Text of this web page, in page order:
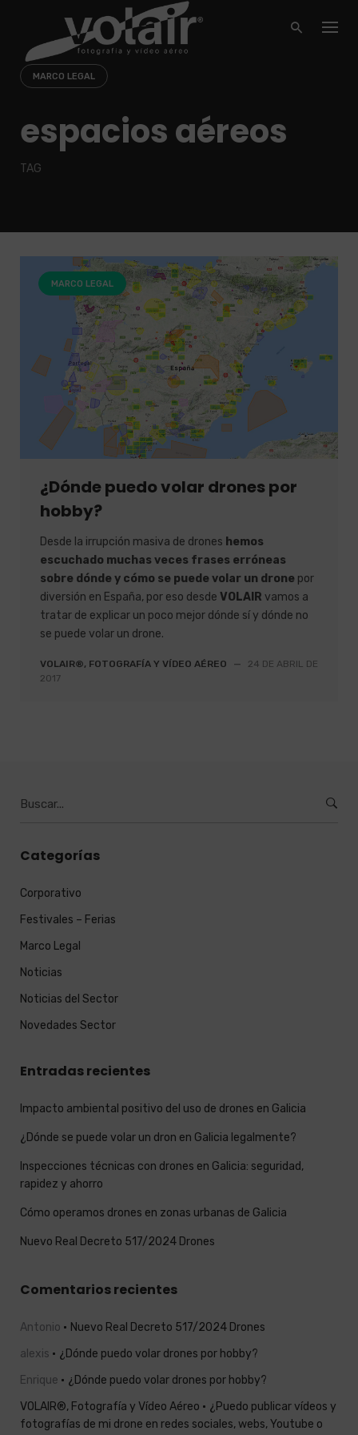
content
MARCO LEGAL
espacios aéreos
TAG
MARCO LEGAL
¿Dónde puedo volar drones por
hobby?
Desde la irrupción masiva de drones hemos
escuchado muchas veces frases erróneas
sobre dónde y cómo se puede volar un drone por
diversión en España, por eso desde VOLAIR vamos a
tratar de explicar un poco mejor dónde sí y dónde no
se puede volar un drone.
VOLAIR®, FOTOGRAFÍA Y VÍDEO AÉREO —
24 DE ABRIL DE
2017
Categorías
Corporativo
Festivales – Ferias
Marco Legal
Noticias
Noticias del Sector
Novedades Sector
Entradas recientes
Impacto ambiental positivo del uso de drones en Galicia
¿Dónde se puede volar un dron en Galicia legalmente?
Inspecciones técnicas con drones en Galicia: seguridad,
rapidez y ahorro
Cómo operamos drones en zonas urbanas de Galicia
Nuevo Real Decreto 517/2024 Drones
Comentarios recientes
Antonio
Nuevo Real Decreto 517/2024 Drones
alexis
¿Dónde puedo volar drones por hobby?
Enrique
¿Dónde puedo volar drones por hobby?
VOLAIR®, Fotografía y Vídeo Aéreo
¿Puedo publicar vídeos y
fotografías de mi drone en redes sociales, webs, Youtube o